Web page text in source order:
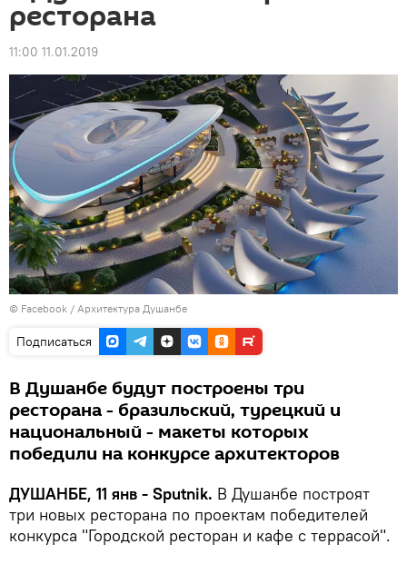
ресторана
11:00 11.01.2019
© Facebook / Архитектура Душанбе
Подписаться
В Душанбе будут построены три
ресторана - бразильский, турецкий и
национальный - макеты которых
победили на конкурсе архитекторов
ДУШАНБЕ, 11 янв - Sputnik. В Душанбе построят
три новых ресторана по проектам победителей
конкурса "Городской ресторан и кафе с террасой".